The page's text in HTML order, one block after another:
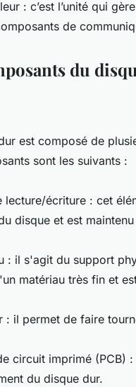
: c’est l’unité qui
de
du
est composé de
sont les suivants :
lecture/écriture : cet
disque et est
: il s'agit du support
matériau très fin et
: il permet de faire
circuit imprimé (PCB)
du disque dur.